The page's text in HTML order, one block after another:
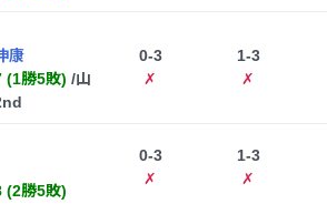
康
(1勝5敗) /山
0-3
✗
1-3
✗
(2勝5敗)
0-3
✗
1-3
✗